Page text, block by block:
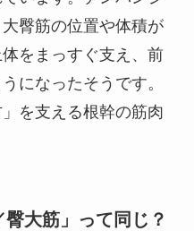
臀筋の位置や体積が
をまっすぐ支え、前
になったそうです。
を支える根幹の筋肉
臀大筋」って同じ？